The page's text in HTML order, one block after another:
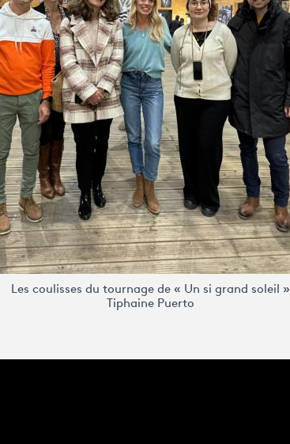
Les coulisses du tournage de « Un si grand soleil »
Tiphaine Puerto